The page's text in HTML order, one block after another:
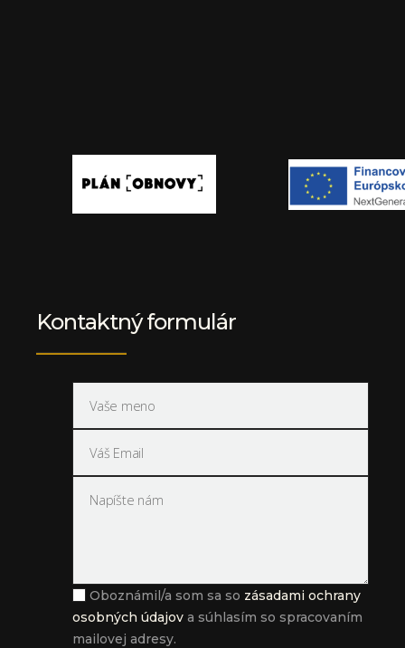
Kontaktný formulár
Oboznámil/a som sa so zásadami ochrany
osobných údajov a súhlasím so spracovaním
mailovej adresy.